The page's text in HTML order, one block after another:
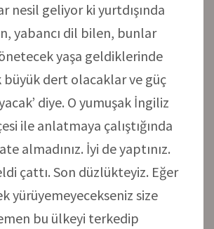
nesil geliyor ki yurtdışında
yabancı dil bilen, bunlar
yaşa geldiklerinde
büyük dert olacaklar ve güç
diye. O yumuşak İngiliz
ile anlatmaya çalıştığında
almadınız. İyi de yaptınız.
çattı. Son düzlükteyiz. Eğer
yürüyemeyecekseniz size
bu ülkeyi terkedip